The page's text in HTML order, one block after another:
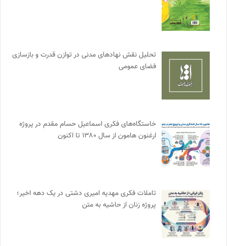
تحلیل نقش نهادهای مدنی در توازن قدرت و بازسازی
فضای عمومی
خاستگاه‌های فکری اسماعیل حسام مقدم در پروژه
ارغنون هامون از سال ۱۳۸۰ تا اکنون
تاملات فکری مهدیه امیری دشتی در یک دهه اخیر؛
پروژه زنان از حاشیه به متن